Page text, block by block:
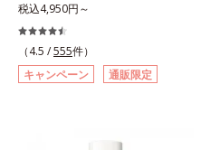
やく浸透(*3)。ピンと、パッと。大
人の肌にハリ感を。シワ改善×美白
(*1)美容液。ポーラ化成 研究所の独
自研究で見出した、速攻型ナイアシ
ンアミド複合体(*2)と浸透サポート
透スピードがアップ(*5)し、浸透し
税込4,950円～
（4.5 /555件）
キャンペーン
通販限定